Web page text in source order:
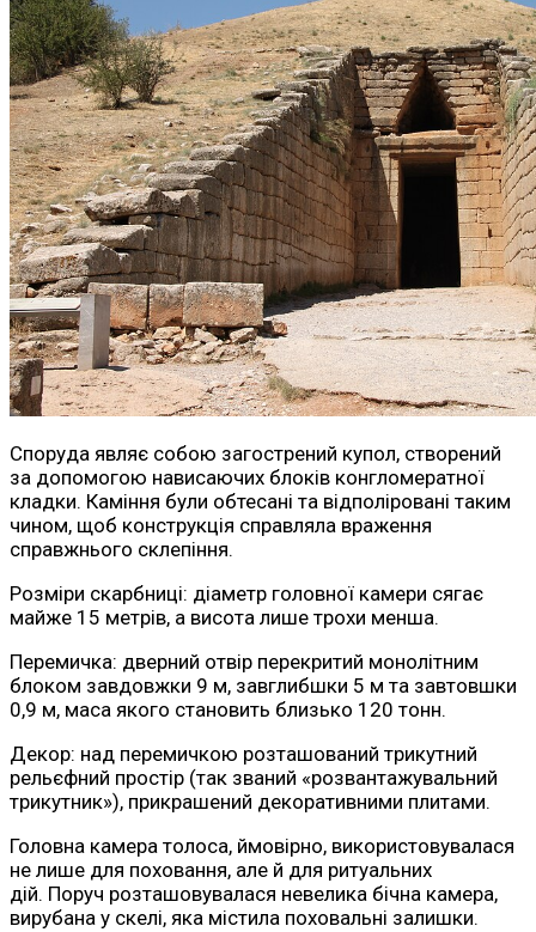
Споруда являє собою загострений купол, створений
за допомогою нависаючих блоків конгломератної
кладки. Каміння були обтесані та відполіровані таким
чином, щоб конструкція справляла враження
справжнього склепіння.
Розміри скарбниці: діаметр головної камери сягає
майже 15 метрів, а висота лише трохи менша.
Перемичка: дверний отвір перекритий монолітним
блоком завдовжки 9 м, завглибшки 5 м та завтовшки
0,9 м, маса якого становить близько 120 тонн.
Декор: над перемичкою розташований трикутний
рельєфний простір (так званий «розвантажувальний
трикутник»), прикрашений декоративними плитами.
Головна камера толоса, ймовірно, використовувалася
не лише для поховання, але й для ритуальних
дій. Поруч розташовувалася невелика бічна камера,
вирубана у скелі, яка містила поховальні залишки.